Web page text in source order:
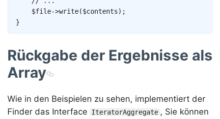
$file->write($contents) ;
}
Rückgabe der Ergebnisse als
Array
Wie in den Beispielen zu sehen, implementiert der
Finder das Interface
IteratorAggregate , Sie können